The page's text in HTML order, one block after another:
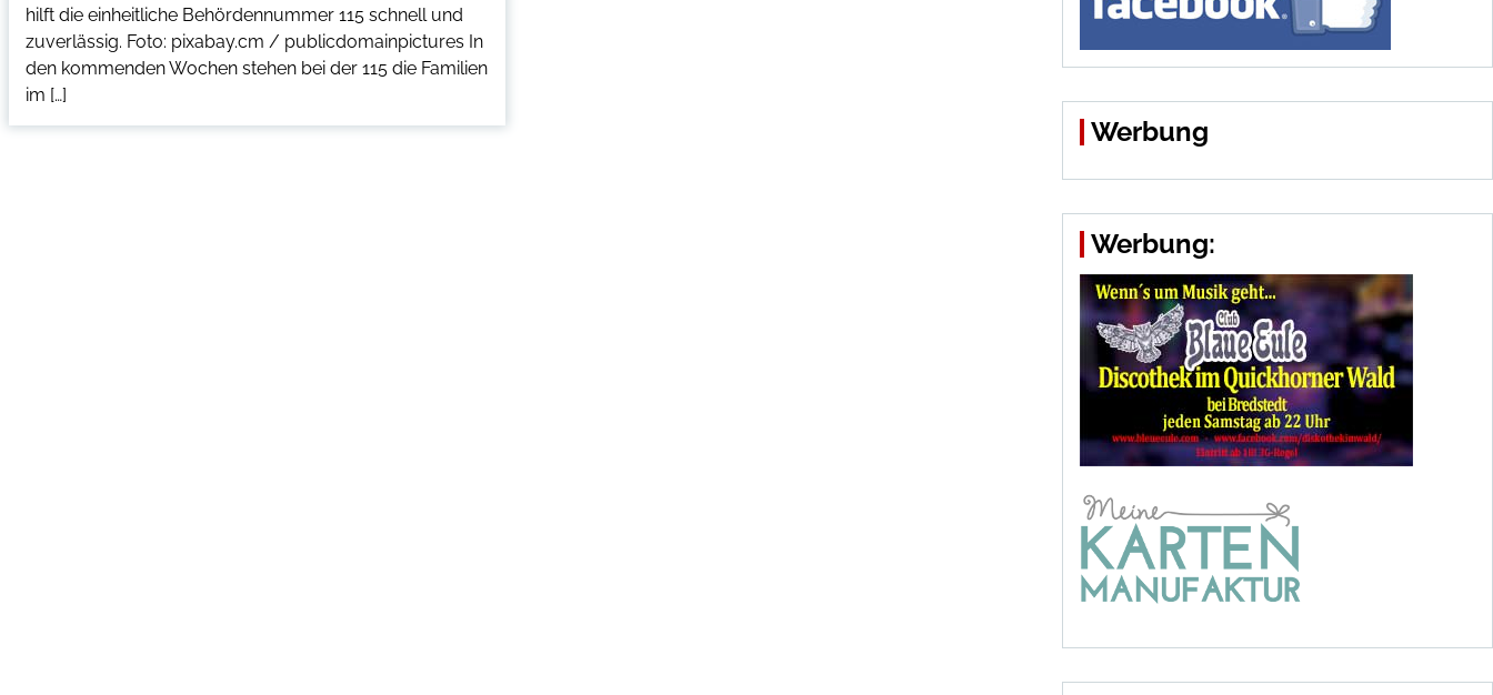
hilft die einheitliche Behördennummer 115 schnell und
zuverlässig. Foto: pixabay.cm / publicdomainpictures In
den kommenden Wochen stehen bei der 115 die Familien
im […]
Werbung
Werbung: